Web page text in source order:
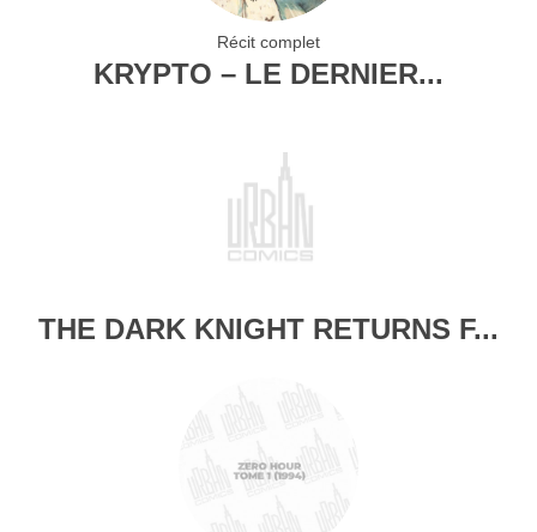
Récit complet
KRYPTO – LE DERNIER...
THE DARK KNIGHT RETURNS F...